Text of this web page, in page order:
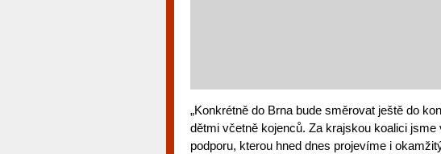
„Konkrétně do Brna bude směrovat ještě do
dětmi včetně kojenců. Za krajskou koalici
podporu, kterou hned dnes projevíme i